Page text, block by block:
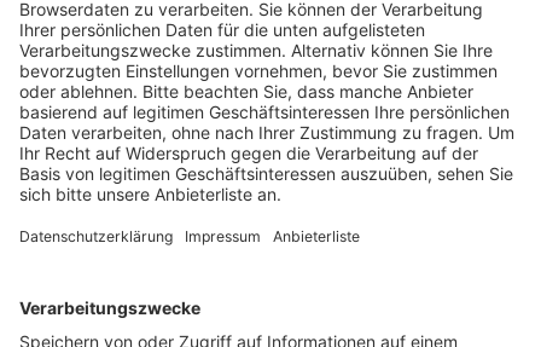
Veröffentlicht:Freitag, 13.09.2019 07:25
Anzeige
Deshalb müssen jetzt Ausweichrouten und
Belieferungskonzepte für die betroffenen
Unternehmen her, fordert die IHK. Das
erklärt. Köln muss jetzt Fahrverbote für alte Diesel auf